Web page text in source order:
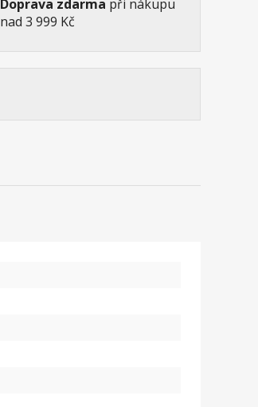
Doprava zdarma při nákupu
nad 3 999 Kč